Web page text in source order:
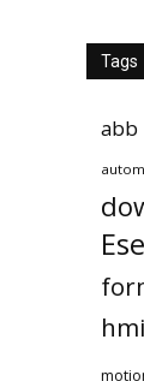
Tags
abb
hmi